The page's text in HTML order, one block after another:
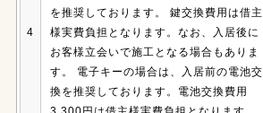
4
を推奨しております。 鍵交換費用は借主
様実費負担となります。なお、入居後に
お客様立会いで施工となる場合もありま
す。 電子キーの場合は、入居前の電池交
換を推奨しております。電池交換費用